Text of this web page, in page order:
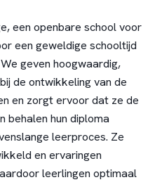
een openbare school voor
een geweldige schooltijd
geven hoogwaardig,
de ontwikkeling van de
en zorgt ervoor dat ze de
behalen hun diploma
leerproces. Ze
en ervaringen
leerlingen optimaal